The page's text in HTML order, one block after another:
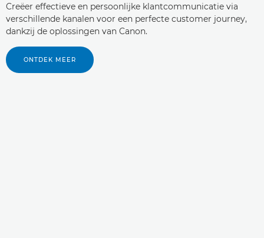
Creëer effectieve en persoonlijke klantcommunicatie via
verschillende kanalen voor een perfecte customer journey,
dankzij de oplossingen van Canon.
ONTDEK MEER